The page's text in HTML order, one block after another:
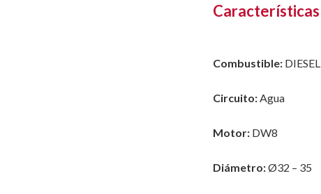
Características
Combustible: DIESEL
Circuito:Agua
Motor: DW8
Diámetro:Ø32 – 35